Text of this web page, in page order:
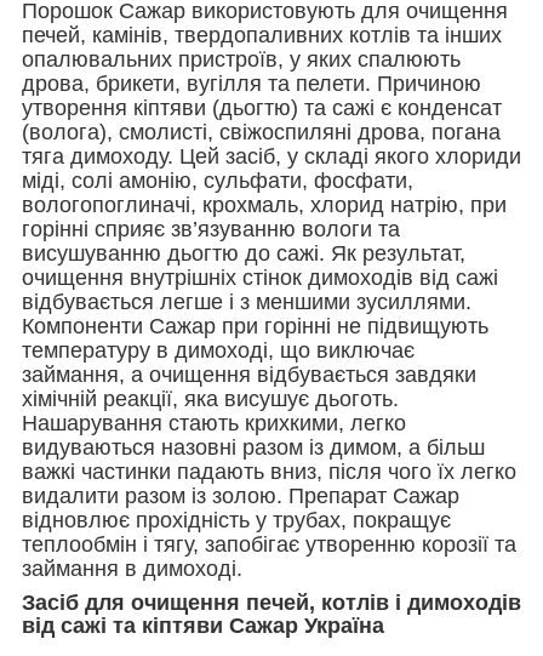
Порошок Сажар використовують для очищення
печей, камінів, твердопаливних котлів та інших
опалювальних пристроїв, у яких спалюють
дрова, брикети, вугілля та пелети. Причиною
утворення кіптяви (дьогтю) та сажі є конденсат
(волога), смолисті, свіжоспиляні дрова, погана
тяга димоходу. Цей засіб, у складі якого хлориди
міді, солі амонію, сульфати, фосфати,
вологопоглиначі, крохмаль, хлорид натрію, при
горінні сприяє зв’язуванню вологи та
висушуванню дьогтю до сажі. Як результат,
очищення внутрішніх стінок димоходів від сажі
відбувається легше і з меншими зусиллями.
Компоненти Сажар при горінні не підвищують
температуру в димоході, що виключає
займання, а очищення відбувається завдяки
хімічній реакції, яка висушує дьоготь.
Нашарування стають крихкими, легко
видуваються назовні разом із димом, а більш
важкі частинки падають вниз, після чого їх легко
видалити разом із золою. Препарат Сажар
відновлює прохідність у трубах, покращує
теплообмін і тягу, запобігає утворенню корозії та
займання в димоході.
Засіб для очищення печей, котлів і димоходів
від сажі та кіптяви Сажар Україна